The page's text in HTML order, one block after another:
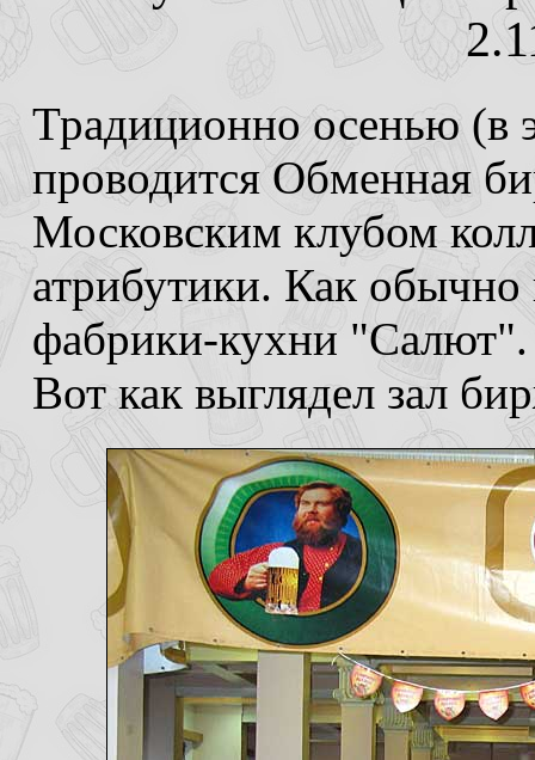
Традиционно осенью (в
проводится Обменная
Московским клубом
атрибутики. Как обычно
фабрики-кухни "Салют".
Вот как выглядел зал